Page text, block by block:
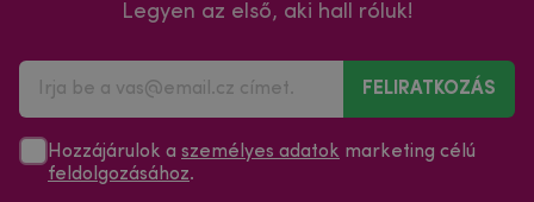
Legyen az első, aki hall róluk!
FELIRATKOZÁS
Hozzájárulok a személyes adatok marketing célú
feldolgozásához.